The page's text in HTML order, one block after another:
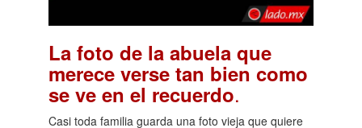
La foto de la abuela que
merece verse tan bien como
se ve en el recuerdo.
Casi toda familia guarda una foto vieja que quiere